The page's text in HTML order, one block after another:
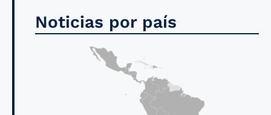
Noticias por país